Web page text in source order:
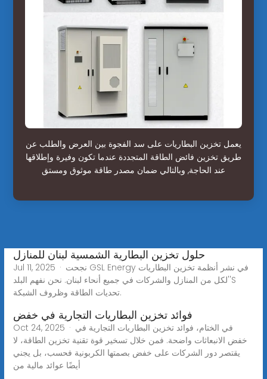
يعمل تخزين البطاريات على سد الفجوة بين العرض والطلب عن
طريق تخزين فائض الطاقة المتجددة عندما تكون وفيرة وإطلاقها
عند الحاجة, وبالتالي ضمان مصدر طاقة موثوق ومستق
حلول تخزين البطارية الشمسية لبنان للمنازل
Jul 11, 2025 · نجحت GSL Energy في نشر أنظمة تخزين البطاريات
لكل من المنازل والشركات في جميع أنحاء لبنان. نحن نفهم البلد''S
تحديات الطاقة وظروف الشبكة.
فوائد تخزين البطاريات التجارية في خفض
Oct 24, 2025 · في الختام، فوائد تخزين البطاريات التجارية في
خفض الانبعاثات واضحة. فمن خلال تسخير قوة تقنية تخزين الطاقة، لا
يقتصر دور الشركات على خفض بصمتها الكربونية فحسب، بل يجني
أيضًا عوائد مالية من